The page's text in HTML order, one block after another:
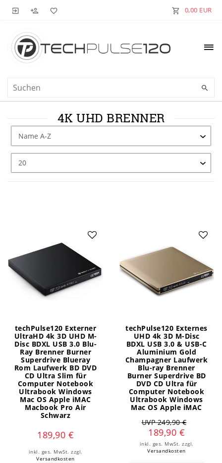
0,00 EUR
4K UHD BRENNER
techPulse120 Externer
UltraHD 4k 3D UHD M-
Disc BDXL USB 3.0 Blu-
Ray Brenner Burner
Superdrive Blueray
Rom Laufwerk BD DVD
CD Ultra Slim für
Computer Notebook
Ultrabook Windows
Mac OS Apple iMAC
Macbook Pro Air
Schwarz
189,90 €
inkl. ges. MwSt. zzgl.
Versandkosten
techPulse120 Externes
UHD 4k 3D M-Disc
BDXL USB 3.0 & USB-C
Aluminium Gold
Champagner Laufwerk
Blu-ray Brenner
Burner Superdrive BD
DVD CD Ultra für
Computer Notebook
Ultrabook Windows
Mac OS Apple iMAC
UVP 249,90 €
189,90 €
inkl. ges. MwSt. zzgl.
Versandkosten